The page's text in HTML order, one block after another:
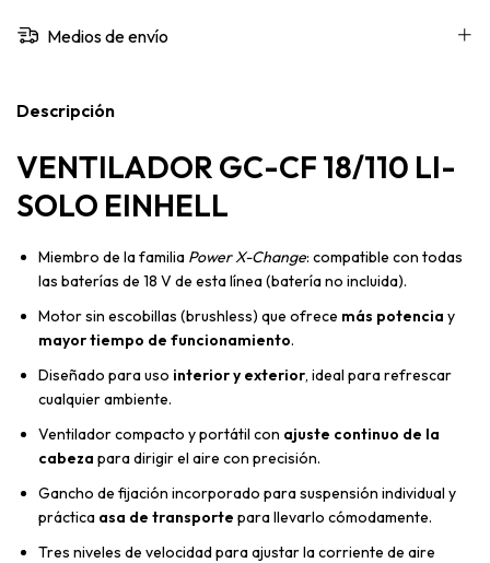
Medios de envío
Descripción
VENTILADOR GC-CF 18/110 LI-
SOLO EINHELL
Miembro de la familia Power X-Change: compatible con todas
las baterías de 18 V de esta línea (batería no incluida).
Motor sin escobillas (brushless) que ofrece más potencia y
mayor tiempo de funcionamiento.
Diseñado para uso interior y exterior, ideal para refrescar
cualquier ambiente.
Ventilador compacto y portátil con ajuste continuo de la
cabeza para dirigir el aire con precisión.
Gancho de fijación incorporado para suspensión individual y
práctica asa de transporte para llevarlo cómodamente.
Tres niveles de velocidad para ajustar la corriente de aire